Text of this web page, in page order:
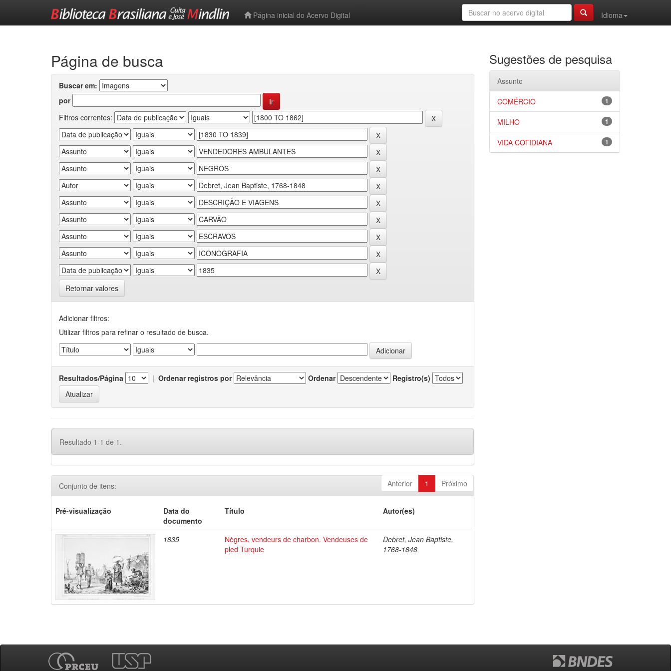
Página inicial do Acervo Digital
Idioma
Página de busca
Buscar em:
por
Filtros correntes:
Retornar valores
Adicionar filtros:
Utilizar filtros para refinar o resultado de busca.
Resultados/Página | Ordenar registros por Ordenar Registro(s)
Resultado 1-1 de 1.
Anterior 1 Próximo
Conjunto de itens:
Pré-visualização
Data do
documento
Título Autor(es)
1835
Nègres, vendeurs de charbon. Vendeuses de
pled Turquie
Debret, Jean Baptiste,
1768-1848
Sugestões de pesquisa
Assunto
1
COMÉRCIO
1
MILHO
1
VIDA COTIDIANA